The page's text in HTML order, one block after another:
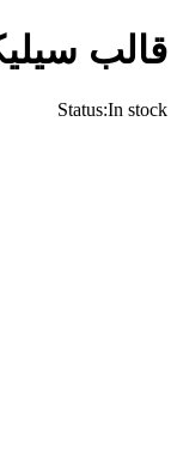
قالب
Status:In stock